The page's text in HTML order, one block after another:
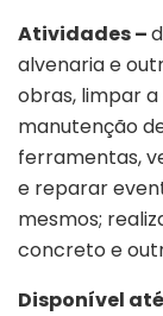
Atividades –
alvenaria e
obras, limpar
manutenção
ferramentas,
e reparar
mesmos;
concreto e
Disponível